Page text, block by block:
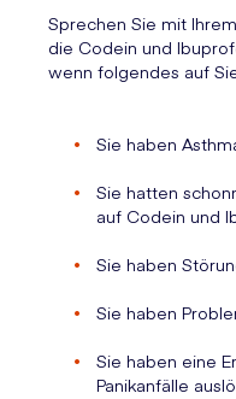
Sprechen Sie mit
die Codein und
wenn folgendes auf
Sie haben
Sie hatten
auf Codein und
Sie haben
Sie haben
Sie haben eine
Panikanfälle